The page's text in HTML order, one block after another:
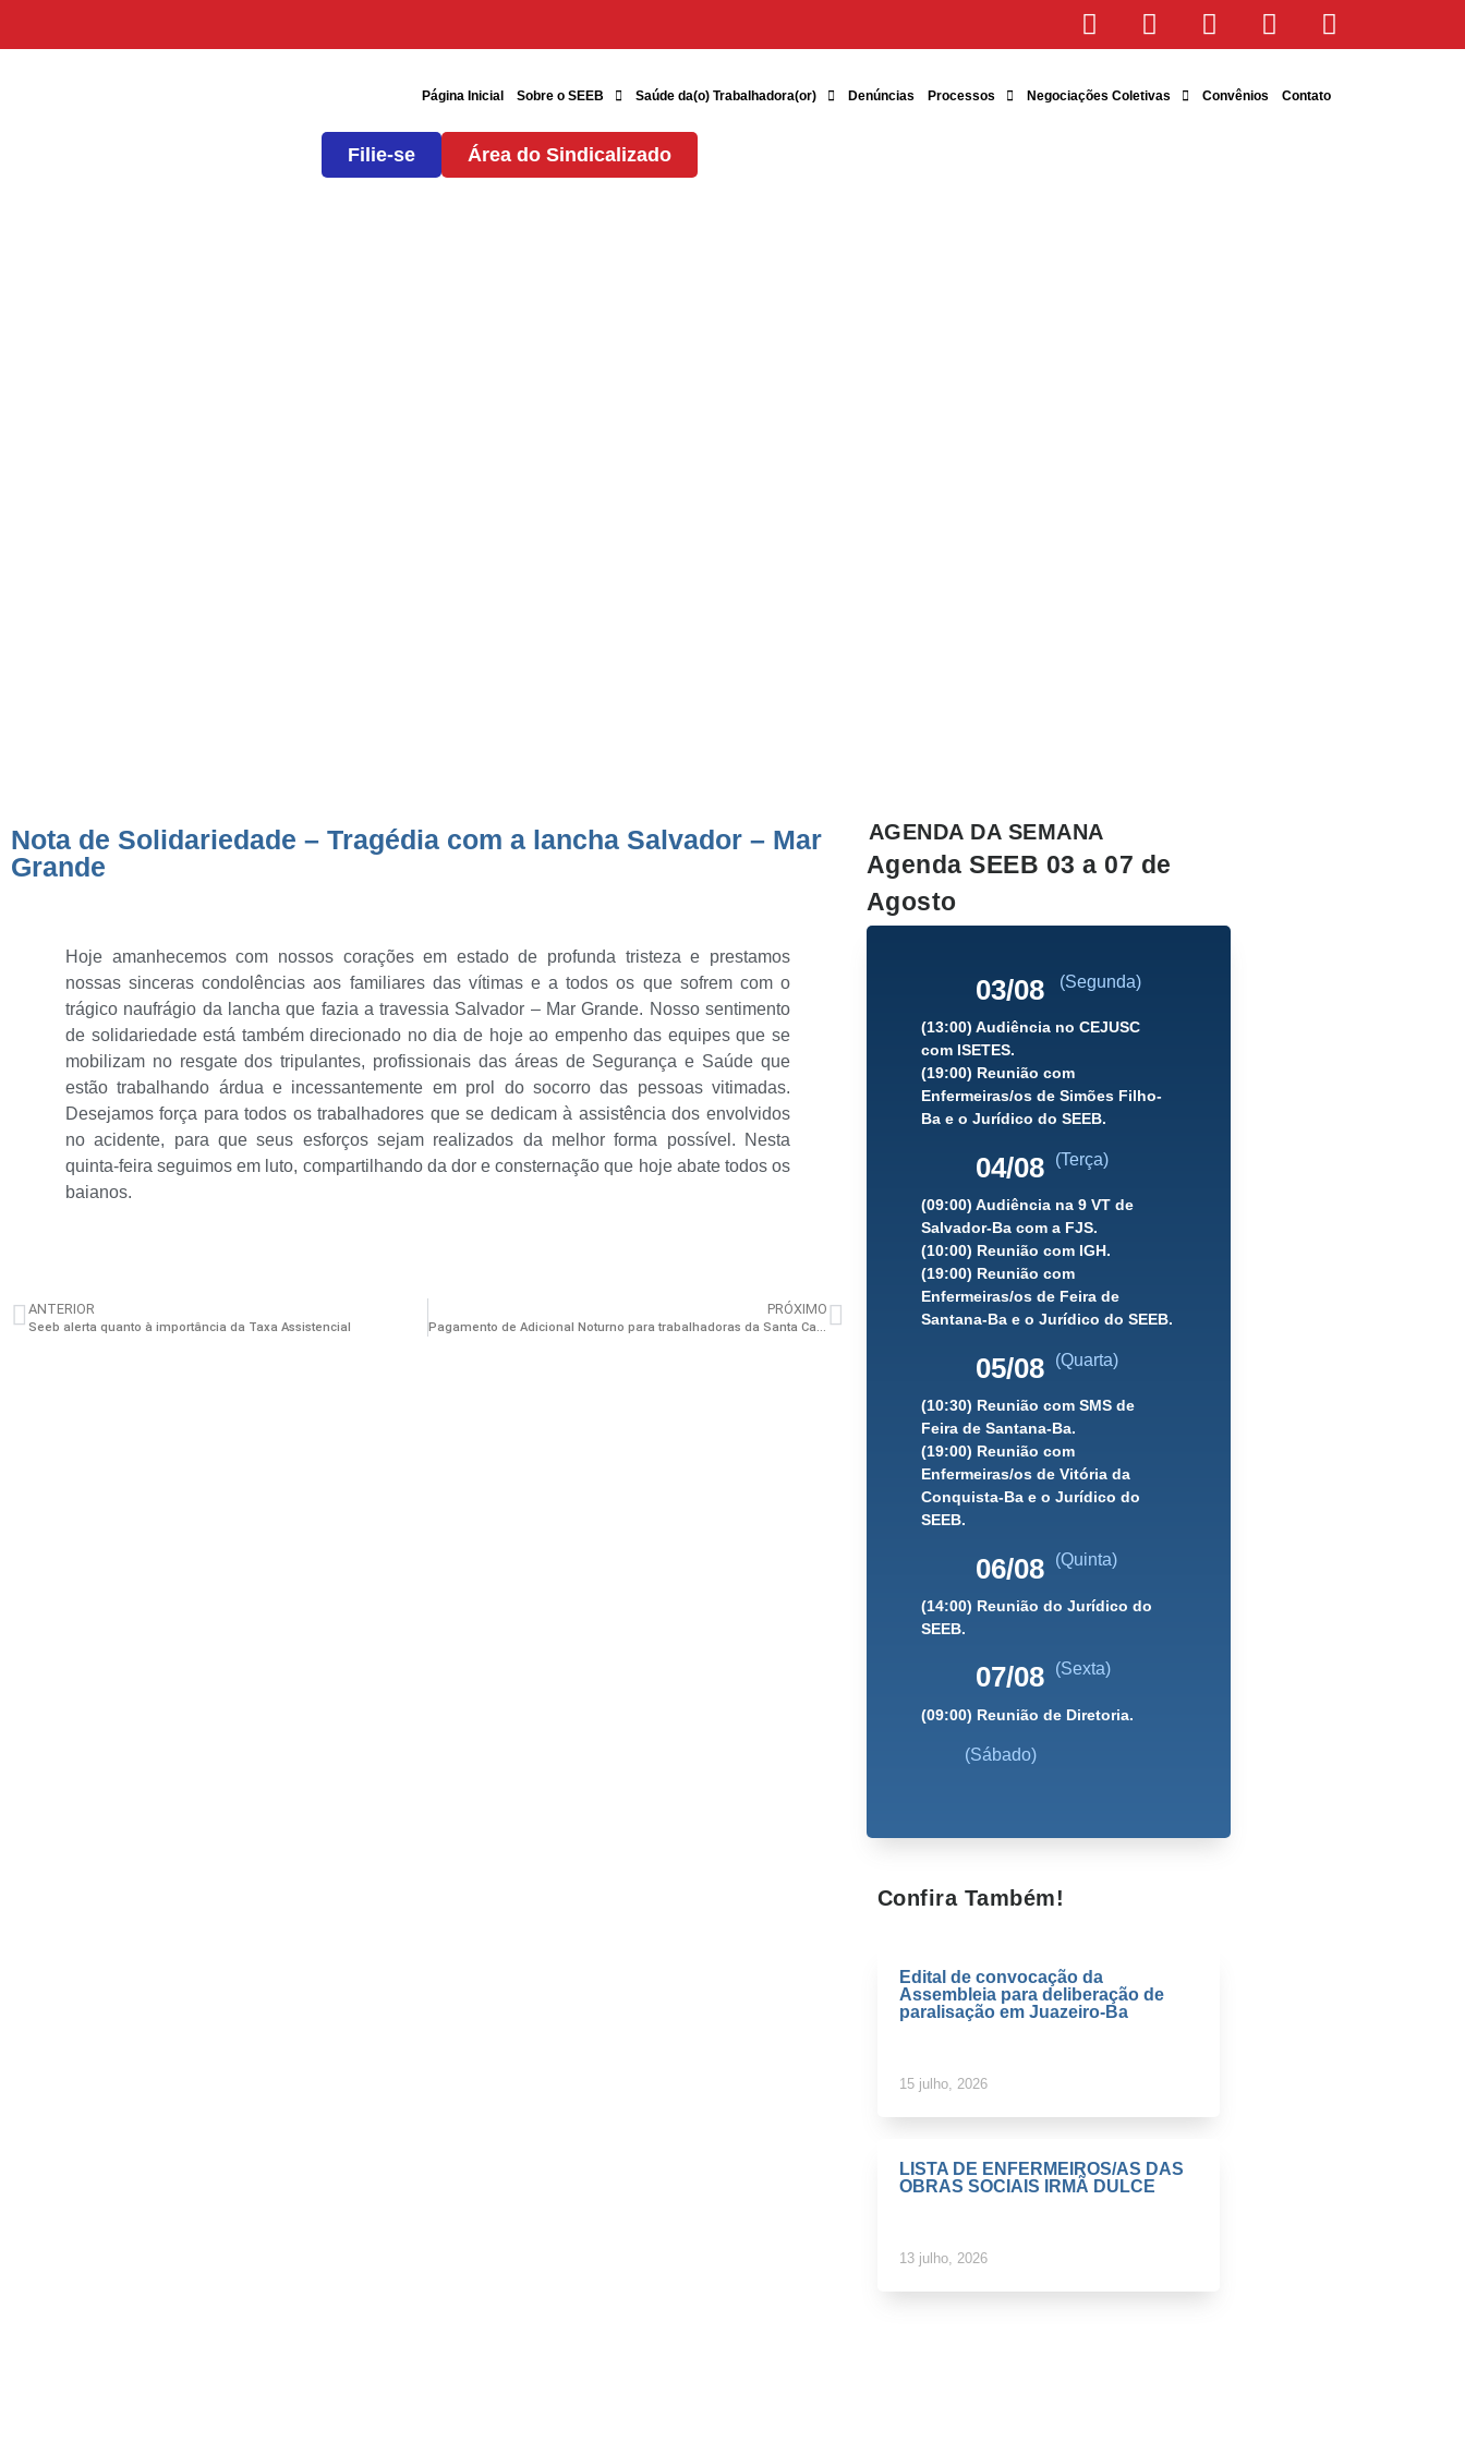
Página Inicial Sobre o SEEB Saúde da(o) Trabalhadora(or) Denúncias Processos Negociações Coletivas Convênios Contato
Filie-se Área do Sindicalizado
Nota de Solidariedade – Tragédia com a lancha Salvador – Mar
Grande
Hoje amanhecemos com nossos corações em estado de profunda tristeza e prestamos
nossas sinceras condolências aos familiares das vítimas e a todos os que sofrem com o
trágico naufrágio da lancha que fazia a travessia Salvador – Mar Grande. Nosso sentimento
de solidariedade está também direcionado no dia de hoje ao empenho das equipes que se
mobilizam no resgate dos tripulantes, profissionais das áreas de Segurança e Saúde que
estão trabalhando árdua e incessantemente em prol do socorro das pessoas vitimadas.
Desejamos força para todos os trabalhadores que se dedicam à assistência dos envolvidos
no acidente, para que seus esforços sejam realizados da melhor forma possível. Nesta
quinta-feira seguimos em luto, compartilhando da dor e consternação que hoje abate todos os
baianos.
ANTERIOR
Seeb alerta quanto à importância da Taxa Assistencial
PRÓXIMO
Pagamento de Adicional Noturno para trabalhadoras da Santa Casa de Miséricórdia
AGENDA DA SEMANA
Agenda SEEB 03 a 07 de
Agosto
03/08 (Segunda)
(13:00) Audiência no CEJUSC
com ISETES.
(19:00) Reunião com
Enfermeiras/os de Simões Filho-
Ba e o Jurídico do SEEB.
04/08 (Terça)
(09:00) Audiência na 9 VT de
Salvador-Ba com a FJS.
(10:00) Reunião com IGH.
(19:00) Reunião com
Enfermeiras/os de Feira de
Santana-Ba e o Jurídico do SEEB.
05/08 (Quarta)
(10:30) Reunião com SMS de
Feira de Santana-Ba.
(19:00) Reunião com
Enfermeiras/os de Vitória da
Conquista-Ba e o Jurídico do
SEEB.
06/08 (Quinta)
(14:00) Reunião do Jurídico do
SEEB.
07/08 (Sexta)
(09:00) Reunião de Diretoria.
(Sábado)
Confira Também!
Edital de convocação da
Assembleia para deliberação de
paralisação em Juazeiro-Ba
15 julho, 2026
LISTA DE ENFERMEIROS/AS DAS
OBRAS SOCIAIS IRMÃ DULCE
13 julho, 2026